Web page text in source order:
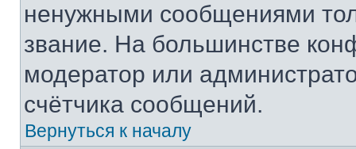
ненужными сообщениями
звание. На большинстве
модератор или
счётчика сообщений.
Вернуться к началу